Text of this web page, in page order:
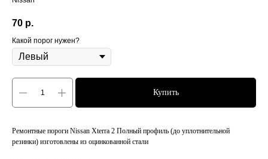
70 р.
Какой порог нужен?
Купить
Ремонтные пороги Nissan Xterra 2 Полный профиль (до уплотнительной
резинки) изготовлены из оцинкованной стали